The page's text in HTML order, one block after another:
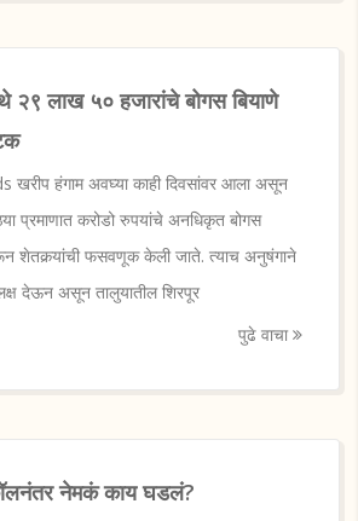
२९ लाख ५० हजारांचे बोगस बियाणे
खरीप हंगाम अवघ्या काही दिवसांवर आला असून
प्रमाणात करोडो रुपयांचे अनधिकृत बोगस
शेतकर्‍यांची फसवणूक केली जाते. त्याच अनुषंगाने
देऊन असून तालुयातील शिरपूर
पुढे वाचा
नेमकं काय घडलं?